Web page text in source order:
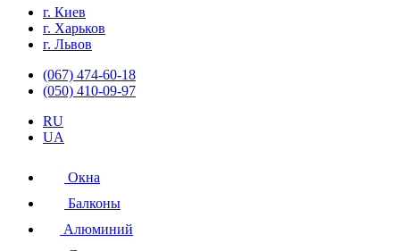
г. Киев
г. Харьков
г. Львов
(067) 474-60-18
(050) 410-09-97
RU
UA
Окна
Балконы
Алюминий